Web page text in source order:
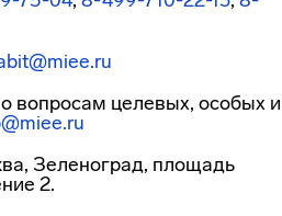
вопросам целевых, особых и
Зеленоград, площадь
2.